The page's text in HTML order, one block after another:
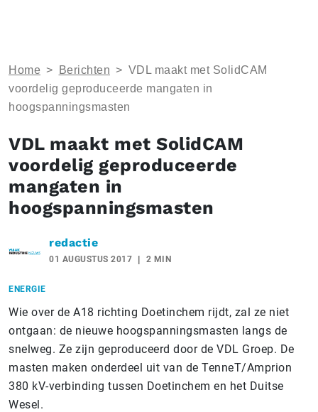
Home > Berichten > VDL maakt met SolidCAM
voordelig geproduceerde mangaten in
hoogspanningsmasten
VDL maakt met SolidCAM
voordelig geproduceerde
mangaten in
hoogspanningsmasten
redactie
01 AUGUSTUS 2017 2 MIN
ENERGIE
Wie over de A18 richting Doetinchem rijdt, zal ze niet
ontgaan: de nieuwe hoogspanningsmasten langs de
snelweg. Ze zijn geproduceerd door de VDL Groep. De
masten maken onderdeel uit van de TenneT/Amprion
380 kV-verbinding tussen Doetinchem en het Duitse
Wesel.